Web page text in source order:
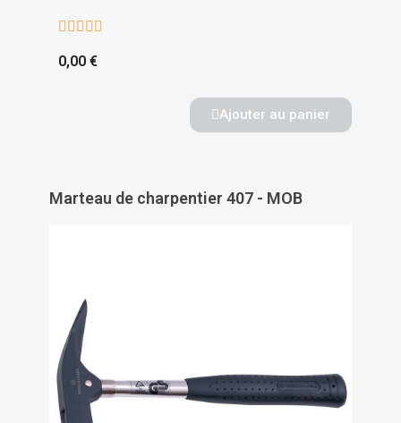
    
0,00 €
Ajouter au panier
Marteau de charpentier 407 - MOB